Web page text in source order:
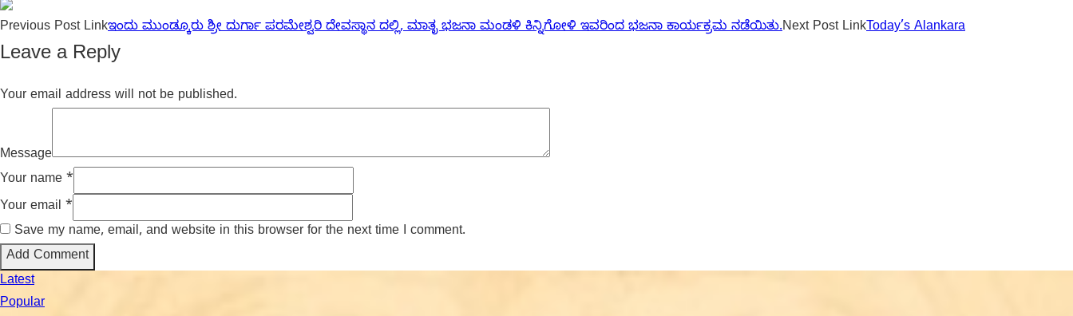
Previous Post Linkಇಂದು ಮುಂಡ್ಕೂರು ಶ್ರೀ ದುರ್ಗಾ ಪರಮೇಶ್ವರಿ ದೇವಸ್ಥಾನ ದಲ್ಲಿ, ಮಾತೃ ಭಜನಾ ಮಂಡಳಿ ಕಿನ್ನಿಗೋಳಿ ಇವರಿಂದ ಭಜನಾ ಕಾರ್ಯಕ್ರಮ ನಡೆಯಿತು.NextPost LinkToday’s Alankara
Leave a Reply
Your email address will not be published.
Message
Your name *
Your email *
Save my name, email, and website in this browser for the next time I comment.
Latest
Popular